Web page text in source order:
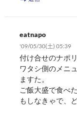
eatnapo
'09/05/30(土) 05:39
付け合せのナポ
ワタシ側のメニ
ますた。
ご飯大盛で食べ
もしなきゃで、